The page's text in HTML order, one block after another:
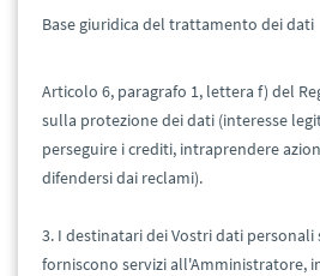
Base giuridica del trattamento dei dati
Articolo 6, paragrafo 1, lettera f) del
sulla protezione dei dati (interesse
perseguire i crediti, intraprendere
difendersi dai reclami).
3. I destinatari dei Vostri dati
forniscono servizi all'Amministratore,